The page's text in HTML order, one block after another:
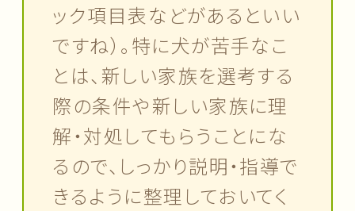
ック項目表などがあるといい
ですね）。特に犬が苦手なこ
とは、新しい家族を選考する
際の条件や新しい家族に理
解・対処してもらうことにな
るので、しっかり説明・指導で
きるように整理しておいてく